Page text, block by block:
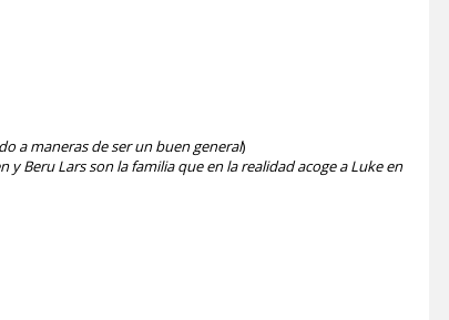
a maneras de ser un buen general)
y Beru Lars son la familia que en la realidad acoge a Luke en